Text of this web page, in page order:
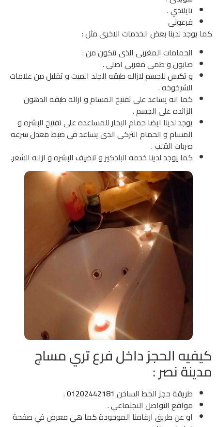
تايلندي .
فرعونى
كما يوجد لدينا بعض الخدمات الاخرى مثل :
الحمامات المغربى الذى تتكون من :
صابون و طمى مغربى اصلى .
و تكيس للجسم لازاله طيقه الجلد الميت و تقليل من علامات
الشيخوخه .
كما انه يساعد على تفتيح المسام و ازاله طبقه الدهون
الزائده على الجسم .
يوجد لدينا ايضا حمام البخار للمساعده على تفتيح البشره و
المسام و الحمام التركى الذى يساعد فى ضبط معدل سرعه
ضربات القلب .
كما يوجد لدينا خدمه البادكير و تنضيف البشره و ازاله الشعر.
كيفيه الحجز داخل فرع تري مساج
مدينة نصر :
طريقة حجز الخط الساخن 01202442181
.
مواقع التواصل الاجتماعي .
او عن طريق ارقامنا الموجودة كما هي معرض في صفحة